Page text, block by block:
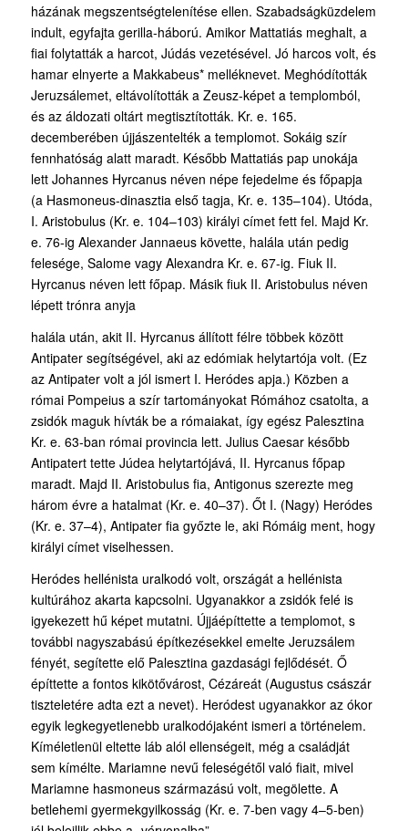
házának megszentségtelenítése ellen. Szabadság­küzdelem
indult, egyfajta gerilla-háború. Amikor Mattatiás meghalt, a
fiai folytatták a harcot, Júdás vezetésével. Jó harcos volt, és
hamar elnyerte a Makkabeus* melléknevet. Meghódították
Jeruzsálemet, eltávolították a Zeusz-képet a templomból,
és az áldozati oltárt megtisztították. Kr. e. 165.
decemberében újjászentelték a templomot. Sokáig szír
fennhatóság alatt maradt. Később Mattatiás pap unokája
lett Johannes Hyrcanus néven népe fejedelme és főpapja
(a Hasmoneus-dinasztia első tagja, Kr. e. 135–104). Utóda,
I. Aristobulus (Kr. e. 104–103) királyi címet fett fel. Majd Kr.
e. 76-ig Alexander Jannaeus követte, halála után pedig
felesége, Salome vagy Alexandra Kr. e. 67-ig. Fiuk II.
Hyrcanus néven lett főpap. Másik fiuk II. Aristobulus néven
lépett trónra anyja
halála után, akit II. Hyrcanus állított félre többek között
Antipater segítségével, aki az edómiak helytartója volt. (Ez
az Antipater volt a jól ismert I. Heródes apja.) Közben a
római Pompeius a szír tartományokat Rómához csatolta, a
zsidók maguk hívták be a rómaiakat, így egész Palesztina
Kr. e. 63-ban római provincia lett. Julius Caesar később
Antipatert tette Júdea helytartójává, II. Hyrcanus főpap
maradt. Majd II. Aristobulus fia, Antigonus szerezte meg
három évre a hatalmat (Kr. e. 40–37). Őt I. (Nagy) Heródes
(Kr. e. 37–4), Antipater fia győzte le, aki Rómáig ment, hogy
királyi címet viselhessen.
Heródes hellénista uralkodó volt, országát a hellénista
kultúrához akarta kapcsolni. Ugyanakkor a zsidók felé is
igyekezett hű képet mutatni. Újjáépíttette a templomot, s
további nagyszabású építkezésekkel emelte Jeruzsálem
fényét, segítette elő Palesztina gazdasági fejlődését. Ő
építtette a fontos kikötővárost, Cézáreát (Augustus császár
tiszteletére adta ezt a nevet). Heródest ugyanakkor az ókor
egyik legkegyetlenebb uralkodójaként ismeri a történelem.
Kíméletlenül eltette láb alól ellenségeit, még a családját
sem kímélte. Mariamne nevű feleségétől való fiait, mivel
Mariamne hasmoneus származású volt, megölette. A
betlehemi gyermek­gyilkosság (Kr. e. 7-ben vagy 4–5-ben)